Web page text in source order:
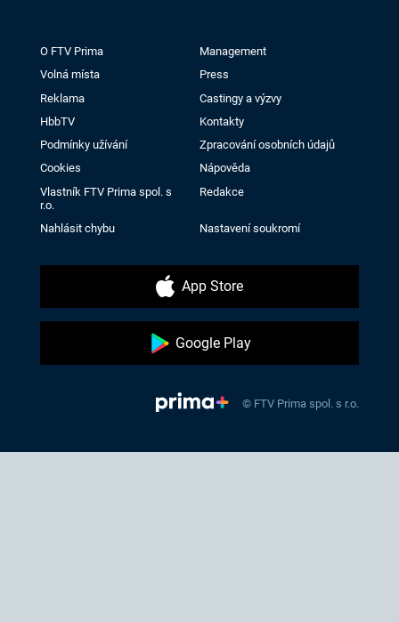
O FTV Prima
Management
Volná místa
Press
Reklama
Castingy a výzvy
HbbTV
Kontakty
Podmínky užívání
Zpracování osobních údajů
Cookies
Nápověda
Vlastník FTV Prima spol. s
r.o.
Redakce
Nahlásit chybu Nastavení soukromí
App Store
Google Play
© FTV Prima spol. s r.o.